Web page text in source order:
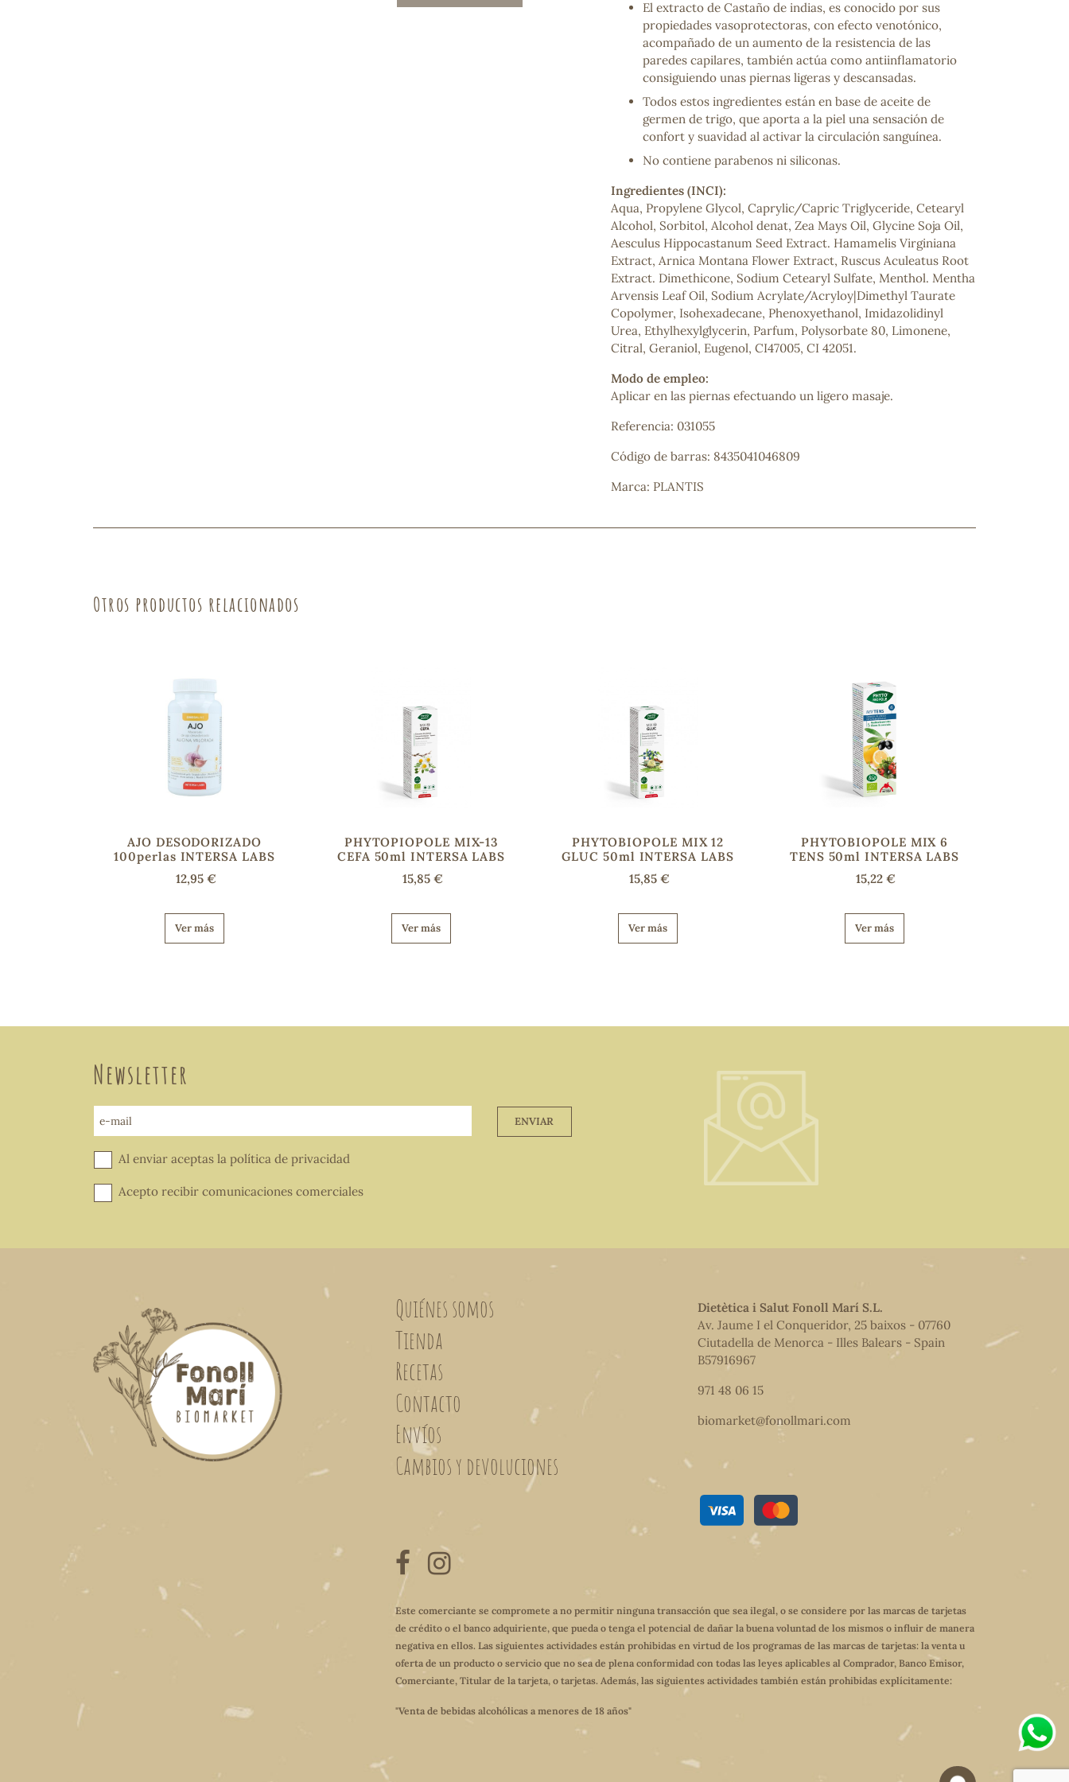
¿No encuentras tu producto?
contáctanosy lo encontraremos
El extracto de Castaño de indias, es conocido por sus
propiedades vasoprotectoras, con efecto venotónico,
acompañado de un aumento de la resistencia de las
paredes capilares, también actúa como antiinflamatorio
consiguiendo unas piernas ligeras y descansadas.
Todos estos ingredientes están en base de aceite de
germen de trigo, que aporta a la piel una sensación de
confort y suavidad al activar la circulación sanguínea.
No contiene parabenos ni siliconas.
Ingredientes (INCI):
Aqua, Propylene Glycol, Caprylic/Capric Triglyceride, Cetearyl
Alcohol, Sorbitol, Alcohol denat, Zea Mays Oil, Glycine Soja Oil,
Aesculus Hippocastanum Seed Extract. Hamamelis Virginiana
Extract, Arnica Montana Flower Extract, Ruscus Aculeatus Root
Extract. Dimethicone, Sodium Cetearyl Sulfate, Menthol. Mentha
Arvensis Leaf Oil, Sodium Acrylate/Acryloy|Dimethyl Taurate
Copolymer, Isohexadecane, Phenoxyethanol, Imidazolidinyl
Urea, Ethylhexylglycerin, Parfum, Polysorbate 80, Limonene,
Citral, Geraniol, Eugenol, CI47005, CI 42051.
Modo de empleo:
Aplicar en las piernas efectuando un ligero masaje.
Referencia: 031055
Código de barras: 8435041046809
Marca: PLANTIS
Otros productos relacionados
AJO DESODORIZADO
100perlas INTERSA LABS
12,95 €
Ver más
PHYTOPIOPOLE MIX-13
CEFA 50ml INTERSA LABS
15,85 €
Ver más
PHYTOBIOPOLE MIX 12
GLUC 50ml INTERSA LABS
15,85 €
Ver más
PHYTOBIOPOLE MIX 6
TENS 50ml INTERSA LABS
15,22 €
Ver más
Newsletter
e-mail ENVIAR
Al enviar aceptas la política de privacidad
Acepto recibir comunicaciones comerciales
Quiénes somos
Tienda
Recetas
Contacto
Envíos
Cambios y devoluciones
Dietètica i Salut Fonoll Marí S.L.
Av. Jaume I el Conqueridor, 25 baixos - 07760
Ciutadella de Menorca - Illes Balears - Spain
B57916967
971 48 06 15
biomarket@fonollmari.com
Este comerciante se compromete a no permitir ninguna transacción que sea ilegal, o se considere por las marcas de tarjetas
de crédito o el banco adquiriente, que pueda o tenga el potencial de dañar la buena voluntad de los mismos o influir de manera
negativa en ellos. Las siguientes actividades están prohibidas en virtud de los programas de las marcas de tarjetas: la venta u
oferta de un producto o servicio que no sea de plena conformidad con todas las leyes aplicables al Comprador, Banco Emisor,
Comerciante, Titular de la tarjeta, o tarjetas. Además, las siguientes actividades también están prohibidas explícitamente:
"Venta de bebidas alcohólicas a menores de 18 años"